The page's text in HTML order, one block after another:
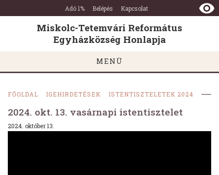
Miskolc-
Tetemvári
Református
Egyházközség
Honlapja
Ugrás a tartalomra
Ugrás a láblécre
Adó 1% Belépés Kapcsolat
Miskolc-Tetemvári Református
Egyházközség Honlapja
MENÜ
FŐOLDAL IGEHIRDETÉSEK ISTENTISZTELETEK 2024
2024. okt. 13. vasárnapi istentisztelet
2024. október 13.